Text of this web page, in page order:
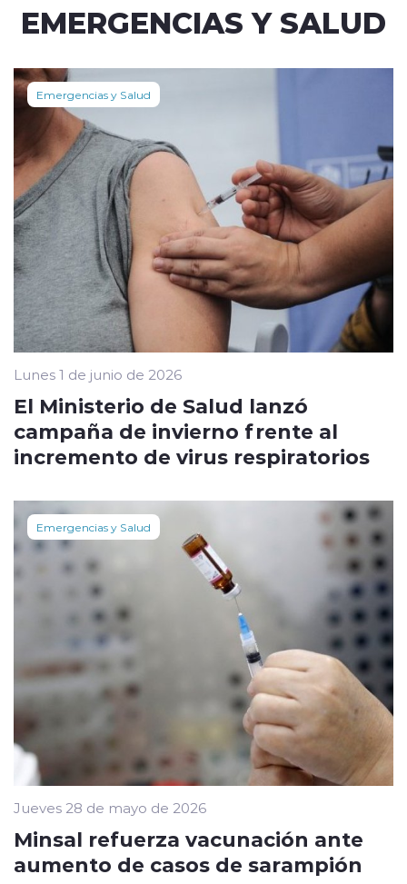
EMERGENCIAS Y SALUD
Emergencias y Salud
Lunes 1 de junio de 2026
El Ministerio de Salud lanzó
campaña de invierno frente al
incremento de virus respiratorios
Emergencias y Salud
Jueves 28 de mayo de 2026
Minsal refuerza vacunación ante
aumento de casos de sarampión